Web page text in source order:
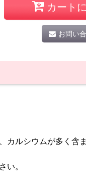
カート
お問い
ルシウムが多く含
い。